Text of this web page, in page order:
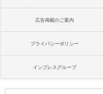
広告掲載のご案内
プライバシーポリシー
インプレスグループ